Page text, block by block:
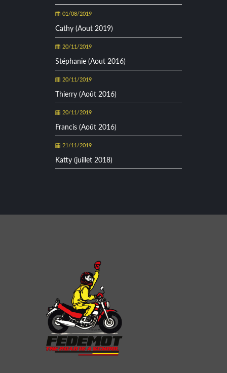
01/08/2019
Cathy (Aout 2019)
20/11/2019
Stéphanie (Aout 2016)
20/11/2019
Thierry (Août 2016)
20/11/2019
Francis (Août 2016)
21/11/2019
Katty (juillet 2018)